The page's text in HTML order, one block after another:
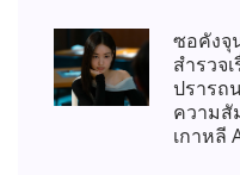
ซอคังจุ
สำรวจ
ปรารถ
ความสั
เกาหลี